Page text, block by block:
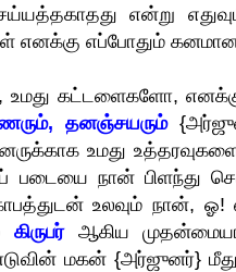
என்று
எனக்கு எப்போதும்
உமது கட்டளைகளோ,
தனஞ்சயரும்
உமது
படையை நான் பிளந்து
உலவும் நான், ஓ!
கிருபர்ஆகிய
மகன் {அர்ஜுனர்}